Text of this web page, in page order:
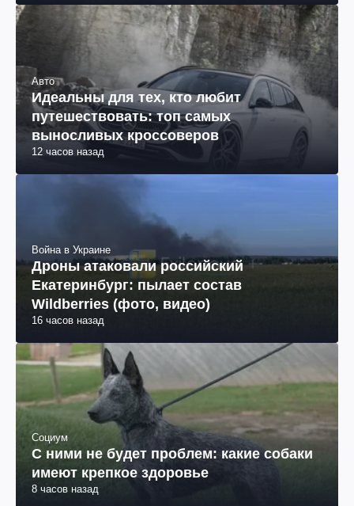
Авто
Идеальны для тех, кто любит
путешествовать: топ самых
выносливых кроссоверов
Война в Украине
Дроны атаковали российский
Екатеринбург: пылает состав
Wildberries (фото, видео)
Социум
С ними не будет проблем: какие собаки
имеют крепкое здоровье